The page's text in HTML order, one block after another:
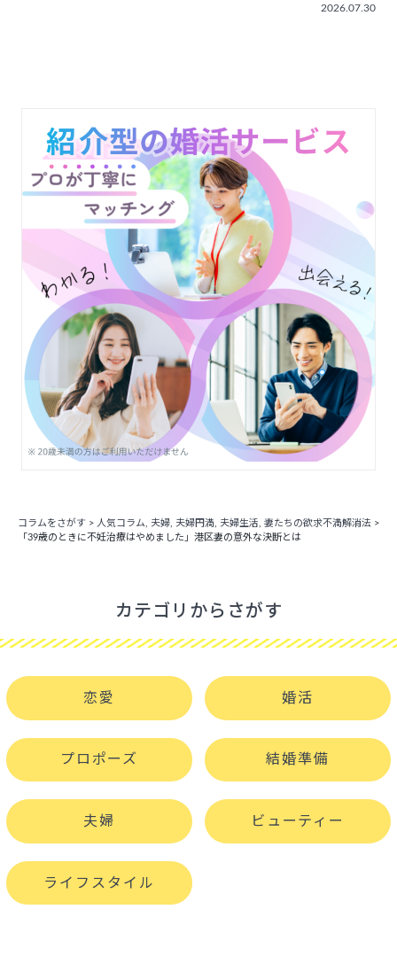
2026.07.30
コラムをさがす > 人気コラム 夫婦 夫婦円満 夫婦生活 妻たちの欲求不満解消法 >
「39歳のときに不妊治療はやめました」港区妻の意外な決断とは
カテゴリからさがす
恋愛 婚活
プロポーズ 結婚準備
夫婦 ビューティー
ライフスタイル